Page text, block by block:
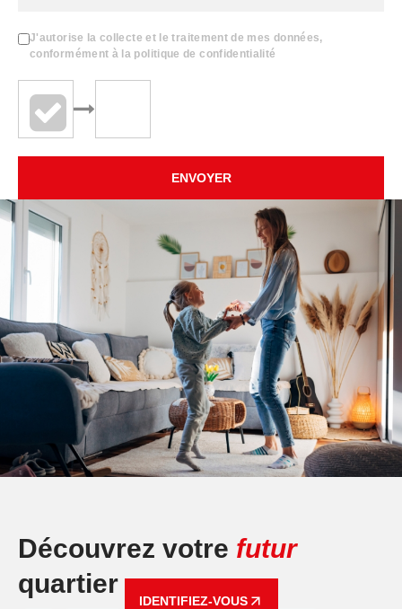
J'autorise la collecte et le traitement de mes données,
conformément à la politique de confidentialité
ENVOYER
Découvrez votre futur
quartier
IDENTIFIEZ-VOUS